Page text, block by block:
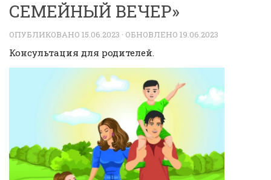
СЕМЕЙНЫЙ ВЕЧЕР»
ОПУБЛИКОВАНО 15.06.2023 · ОБНОВЛЕНО 19.06.2023
Консультация для родителей.